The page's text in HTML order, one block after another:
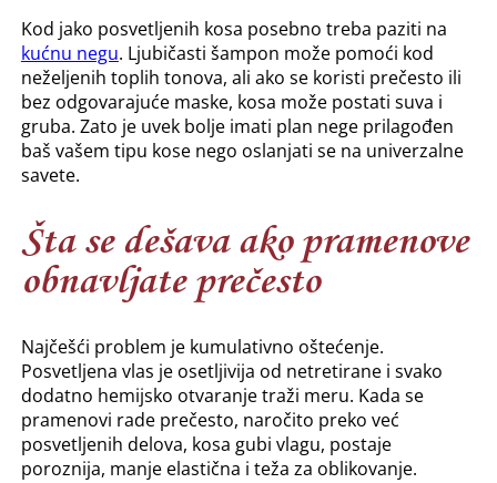
Kod jako posvetljenih kosa posebno treba paziti na
kućnu negu. Ljubičasti šampon može pomoći kod
neželjenih toplih tonova, ali ako se koristi prečesto ili
bez odgovarajuće maske, kosa može postati suva i
gruba. Zato je uvek bolje imati plan nege prilagođen
baš vašem tipu kose nego oslanjati se na univerzalne
savete.
Šta se dešava ako pramenove
obnavljate prečesto
Najčešći problem je kumulativno oštećenje.
Posvetljena vlas je osetljivija od netretirane i svako
dodatno hemijsko otvaranje traži meru. Kada se
pramenovi rade prečesto, naročito preko već
posvetljenih delova, kosa gubi vlagu, postaje
poroznija, manje elastična i teža za oblikovanje.